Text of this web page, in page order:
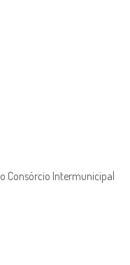
Consórcio Intermunicipal